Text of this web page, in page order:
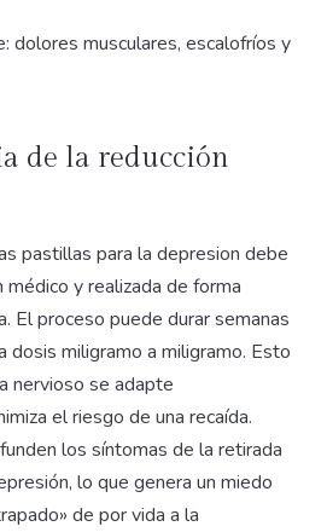
dolores musculares, escalofríos y
de la reducción
pastillas para la depresion debe
y realizada de forma
El proceso puede durar semanas
dosis miligramo a miligramo. Esto
nervioso se adapte
el riesgo de una recaída.
los síntomas de la retirada
lo que genera un miedo
de por vida a la